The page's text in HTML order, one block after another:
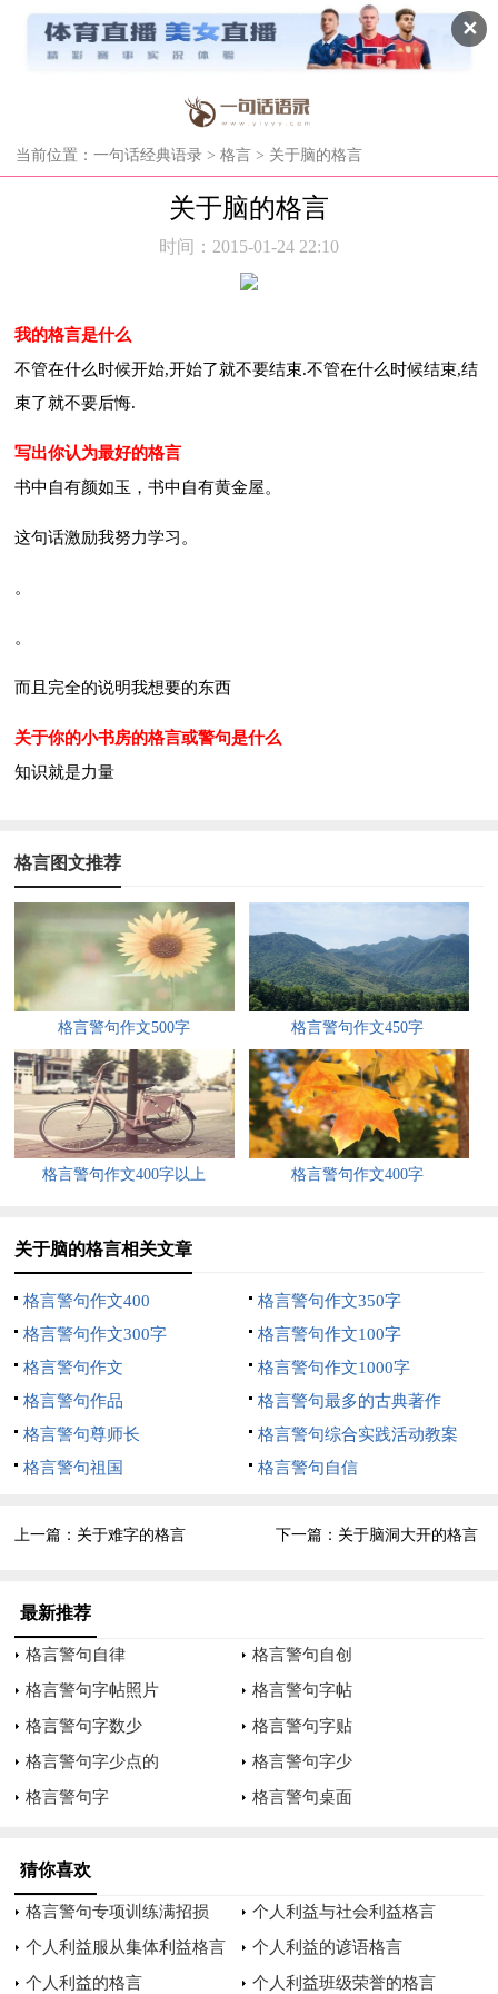
✕
当前位置： 一句话经典语录 > 格言 > 关于脑的格言
关于脑的格言
时间：2015-01-24 22:10
我的格言是什么
不管在什么时候开始,开始了就不要结束.不管在什么时候结束,结
束了就不要后悔.
写出你认为最好的格言
书中自有颜如玉，书中自有黄金屋。
这句话激励我努力学习。
。
。
而且完全的说明我想要的东西
关于你的小书房的格言或警句是什么
知识就是力量
格言图文推荐
格言警句作文500字 格言警句作文450字
格言警句作文400字以上 格言警句作文400字
关于脑的格言相关文章
格言警句作文400
格言警句作文350字
格言警句作文300字
格言警句作文100字
格言警句作文
格言警句作文1000字
格言警句作品
格言警句最多的古典著作
格言警句尊师长
格言警句综合实践活动教案
格言警句祖国
格言警句自信
上一篇： 关于难字的格言 下一篇： 关于脑洞大开的格言
最新推荐
格言警句自律
格言警句自创
格言警句字帖照片
格言警句字帖
格言警句字数少
格言警句字贴
格言警句字少点的
格言警句字少
格言警句字
格言警句桌面
猜你喜欢
格言警句专项训练满招损
个人利益与社会利益格言
个人利益服从集体利益格言
个人利益的谚语格言
个人利益的格言
个人利益班级荣誉的格言